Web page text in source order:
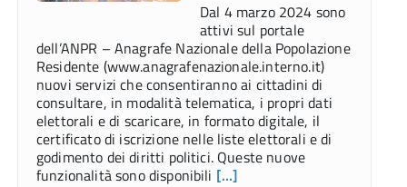
Dal 4 marzo 2024 sono
attivi sul portale
dell’ANPR – Anagrafe Nazionale della Popolazione
Residente (www.anagrafenazionale.interno.it)
nuovi servizi che consentiranno ai cittadini di
consultare, in modalità telematica, i propri dati
elettorali e di scaricare, in formato digitale, il
certificato di iscrizione nelle liste elettorali e di
godimento dei diritti politici. Queste nuove
funzionalità sono disponibili […]